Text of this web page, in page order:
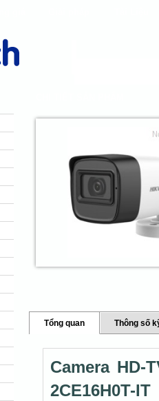
Tổng quan Thông số
Camera HD-
2CE16H0T-IT